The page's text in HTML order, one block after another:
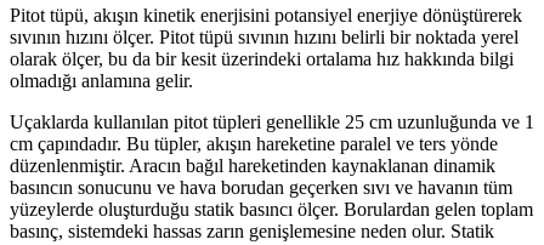
Pitot tüpü, akışın kinetik enerjisini potansiyel enerjiye dönüştürerek
sıvının hızını ölçer. Pitot tüpü sıvının hızını belirli bir noktada yerel
olarak ölçer, bu da bir kesit üzerindeki ortalama hız hakkında bilgi
olmadığı anlamına gelir.
Uçaklarda kullanılan pitot tüpleri genellikle 25 cm uzunluğunda ve 1
cm çapındadır. Bu tüpler, akışın hareketine paralel ve ters yönde
düzenlenmiştir. Aracın bağıl hareketinden kaynaklanan dinamik
basıncın sonucunu ve hava borudan geçerken sıvı ve havanın tüm
yüzeylerde oluşturduğu statik basıncı ölçer. Borulardan gelen toplam
basınç, sistemdeki hassas zarın genişlemesine neden olur. Statik